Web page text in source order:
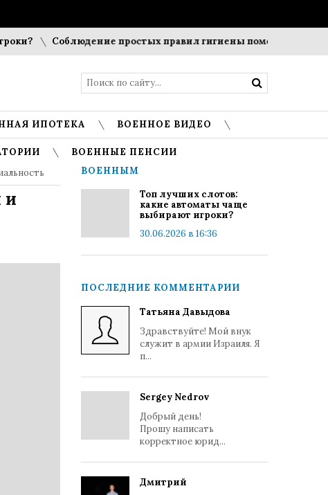
Соблюдение простых правил гигиены помогает сохранить
ИПОТЕКА ВОЕННОЕ ВИДЕО
ВОЕННЫЕ ПЕНСИИ
и
ВОЕННЫМ
Топ лучших слотов:
какие автоматы чаще
выбирают игроки?
30.06.2026 в 16:36
ПОСЛЕДНИЕ КОММЕНТАРИИ
Татьяна Давыдова
Здравствуйте! Мой внук
служит в армии Израиля. Я
п...
Sergey Nedrov
Добрый день!
Прошу написать
корректное юрид...
Дмитрий